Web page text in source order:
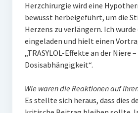
Herzchirurgie wird eine
bewusst herbeigeführt, um die
Herzens zu verlängern. Ich
eingeladen und hielt einen
„TRASYLOL-Effekte an der Niere
Dosisabhängigkeit“.
Wie waren die Reaktionen auf
Es stellte sich heraus, dass dies